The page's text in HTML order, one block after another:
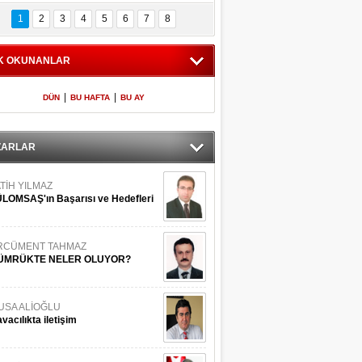
İstanbul
Adaları
600 milletvekilinin
listesi
1 2 3 4 5 6 7 8
OKUNANLAR
DÜN BU HAFTA BU AY
YILMAZ
Başarısı ve Hedefleri
TAHMAZ
NELER OLUYOR?
ALİOĞLU
iletişim